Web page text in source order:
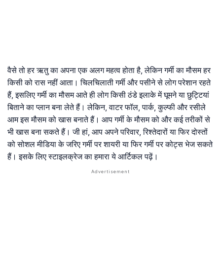
वैसे तो हर ऋतु का अपना एक अलग महत्व होता है, लेकिन गर्मी का मौसम हर
किसी को रास नहीं आता। चिलचिलाती गर्मी और पसीने से लोग परेशान रहते
हैं, इसलिए गर्मी का मौसम आते ही लोग किसी ठंडे इलाके में घूमने या छुट्टियां
बिताने का प्लान बना लेते हैं। लेकिन, वाटर फॉल, पार्क, कुल्फी और रसीले
आम इस मौसम को खास बनाते हैं। आप गर्मी के मौसम को और कई तरीकों से
भी खास बना सकते हैं। जी हां, आप अपने परिवार, रिश्तेदारों या फिर दोस्तों
को सोशल मीडिया के जरिए गर्मी पर शायरी या फिर गर्मी पर कोट्स भेज सकते
हैं। इसके लिए स्टाइलक्रेज का हमारा ये आर्टिकल पढ़ें।